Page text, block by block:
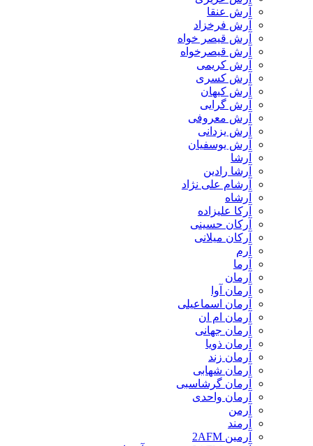
آرش عنقا
آرش فرخزاد
آرش قیصر خواه
آرش قیصرخواه
آرش کریمی
آرش کسری
آرش کیهان
آرش گرایی
آرش معروفی
آرش یزدانی
آرش یوسفیان
آرشا
آرشا رادین
آرشام علی نژاد
آرشاه
آرکا علیزاده
آرکان حسینی
آرکان میلانی
آرم
آرما
آرمان
آرمان آوا
آرمان اسماعیلی
آرمان ام ان
آرمان جهانی
آرمان ذویا
آرمان زند
آرمان شهابی
آرمان گرشاسبی
آرمان واحدی
آرمن
آرمند
آرمین 2AFM